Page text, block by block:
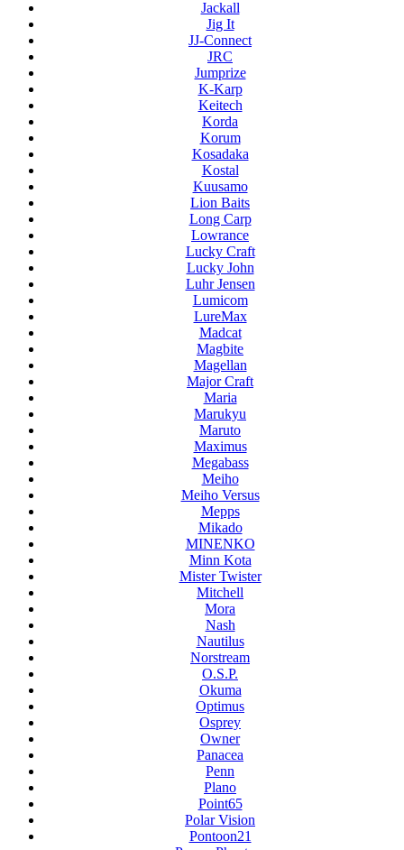
Jackall
Jig It
JJ-Connect
JRC
Jumprize
K-Karp
Keitech
Korda
Korum
Kosadaka
Kostal
Kuusamo
Lion Baits
Long Carp
Lowrance
Lucky Craft
Lucky John
Luhr Jensen
Lumicom
LureMax
Madcat
Magbite
Magellan
Major Craft
Maria
Marukyu
Maruto
Maximus
Megabass
Meiho
Meiho Versus
Mepps
Mikado
MINENKO
Minn Kota
Mister Twister
Mitchell
Mora
Nash
Nautilus
Norstream
O.S.P.
Okuma
Optimus
Osprey
Owner
Panacea
Penn
Plano
Point65
Polar Vision
Pontoon21